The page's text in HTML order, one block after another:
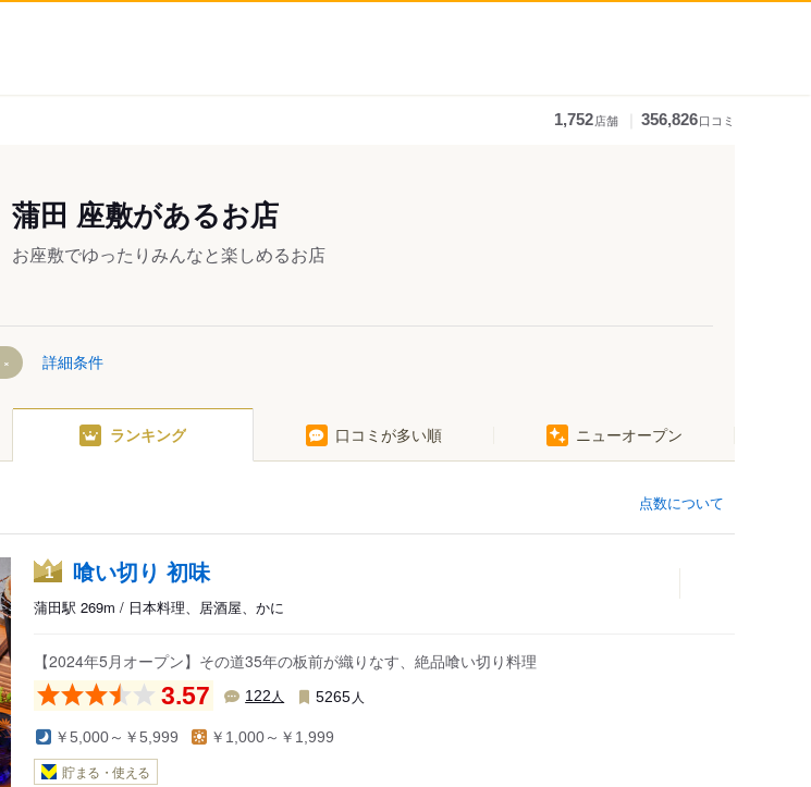
1,752店舗 356,826口コミ
蒲田 座敷があるお店
お座敷でゆったりみんなと楽しめるお店
詳細条件
ランキング 口コミが多い順 ニューオープン
点数について
1 喰い切り 初味
蒲田駅 269m / 日本料理、居酒屋、かに
【2024年5月オープン】その道35年の板前が織りなす、絶品喰い切り料理
3.57 122 人 5265 人
￥5,000～￥5,999 ￥1,000～￥1,999
貯まる・使える